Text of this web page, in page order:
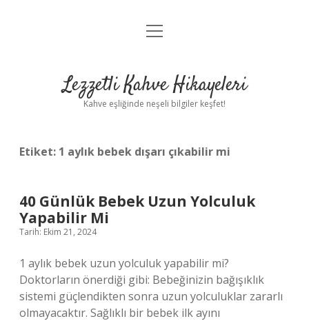
Anasayfa
Yasal Uyarı
menüyü
Lezzetli Kahve Hikayeleri
Kahve eşliğinde neşeli bilgiler keşfet!
Etiket: 1 aylık bebek dışarı çıkabilir mi
40 Günlük Bebek Uzun Yolculuk
Yapabilir Mi
Tarih: Ekim 21, 2024
1 aylık bebek uzun yolculuk yapabilir mi?
Doktorların önerdiği gibi: Bebeğinizin bağışıklık
sistemi güçlendikten sonra uzun yolculuklar zararlı
olmayacaktır. Sağlıklı bir bebek ilk ayını